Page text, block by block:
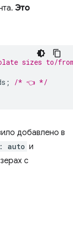
Это
sizes to/
;
/* 👈 */
добавлено в
auto и
с